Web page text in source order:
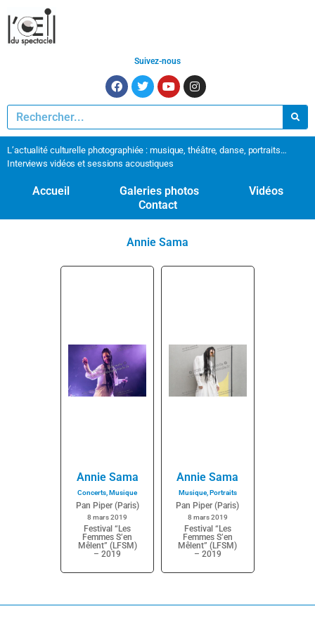
Suivez-nous
L’actualité culturelle photographiée : musique, théâtre, danse, portraits…
Interviews vidéos et sessions acoustiques
Accueil Galeries photos
Vidéos
Contact
Annie Sama
Annie Sama
Concerts,Musique
Pan Piper (Paris)
8 mars 2019
Festival “Les
Femmes S’en
Mêlent” (LFSM)
– 2019
Annie Sama
Musique,Portraits
Pan Piper (Paris)
8 mars 2019
Festival “Les
Femmes S’en
Mêlent” (LFSM)
– 2019